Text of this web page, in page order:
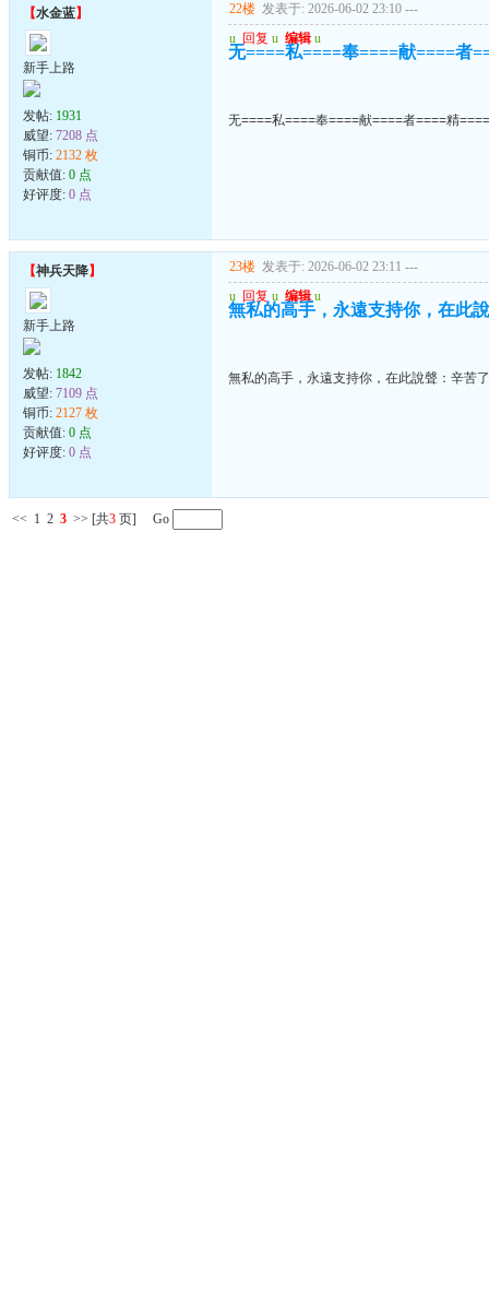
【水金蓝】
新手上路
发帖: 1931
威望: 7208 点
铜币: 2132 枚
贡献值: 0 点
好评度: 0 点
22楼 发表于: 2026-06-02 23:10 ---
u 回复 u 编辑 u
无====私====奉====献====者
无====私====奉====献====者====精
【神兵天降】
新手上路
发帖: 1842
威望: 7109 点
铜币: 2127 枚
贡献值: 0 点
好评度: 0 点
23楼 发表于: 2026-06-02 23:11 ---
u 回复 u 编辑 u
無私的高手，永遠支持你，在此
無私的高手，永遠支持你，在此說聲：辛苦了
<< 1 2 3 >> [共3 页] Go